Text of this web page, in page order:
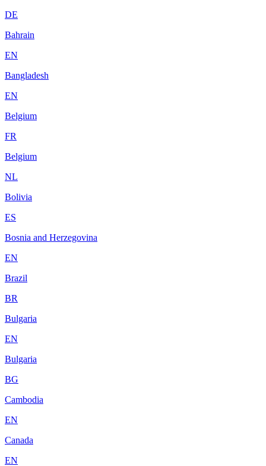
DE
Bahrain
EN
Bangladesh
EN
Belgium
FR
Belgium
NL
Bolivia
ES
Bosnia and Herzegovina
EN
Brazil
BR
Bulgaria
EN
Bulgaria
BG
Cambodia
EN
Canada
EN